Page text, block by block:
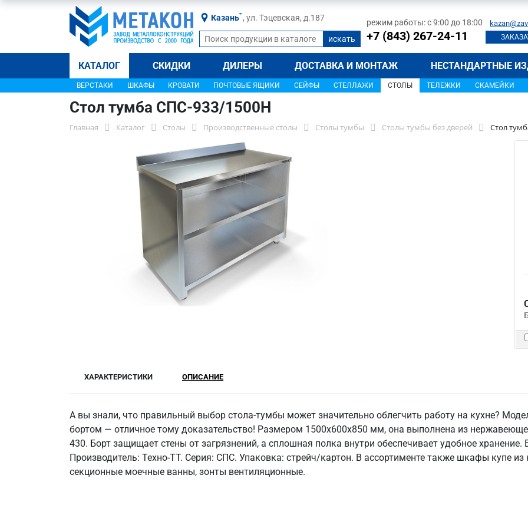
Казань , ул. Тэцевская, д.187 режим работы: с 9:00 до 18:00
+7 (843) 267-24-11
КАТАЛОГ СКИДКИ ДИЛЕРЫ ДОСТАВКА И МОНТАЖ НЕСТАНДАРТНЫЕ
ВЕРСТАКИ ШКАФЫ КРОВАТИ ПОЧТОВЫЕ ЯЩИКИ СЕЙФЫ СТЕЛЛАЖИ СТОЛЫ ТЕЛЕЖКИ СКАМЕЙКИ
Стол тумба СПС-933/1500Н
Главная Каталог Столы Производственные столы Столы тумбы Столы тумбы без дверей Стол
ХАРАКТЕРИСТИКИ ОПИСАНИЕ
А вы знали, что правильный выбор стола-тумбы может значительно облегчить работу на кухне?
бортом — отличное тому доказательство! Размером 1500x600x850 мм, она выполнена из
430. Борт защищает стены от загрязнений, а сплошная полка внутри обеспечивает удобное
Производитель: Техно-ТТ. Серия: СПС. Упаковка: стрейч/картон. В ассортименте также шкафы купе
секционные моечные ванны, зонты вентиляционные.